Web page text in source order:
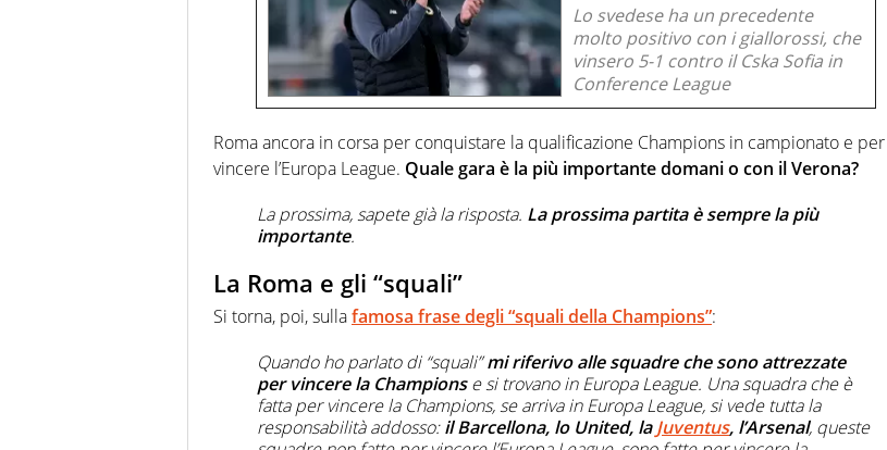
Lo svedese ha un precedente
molto positivo con i giallorossi, che
vinsero 5-1 contro il Cska Sofia in
Conference League
Roma ancora in corsa per conquistare la qualificazione Champions in campionato e per
vincere l’Europa League. Quale gara è la più importante domani o con il Verona?
La prossima, sapete già la risposta. La prossima partita è sempre la più
importante.
La Roma e gli “squali”
Si torna, poi, sullafamosa frase degli “squali della Champions”:
Quando ho parlato di “squali”mi riferivo alle squadre che sono attrezzate
per vincere la Championse si trovano in Europa League. Una squadra che è
fatta per vincere la Champions, se arriva in Europa League, si vede tutta la
responsabilità addosso:il Barcellona, lo United, laJuventus, l’Arsenal, queste